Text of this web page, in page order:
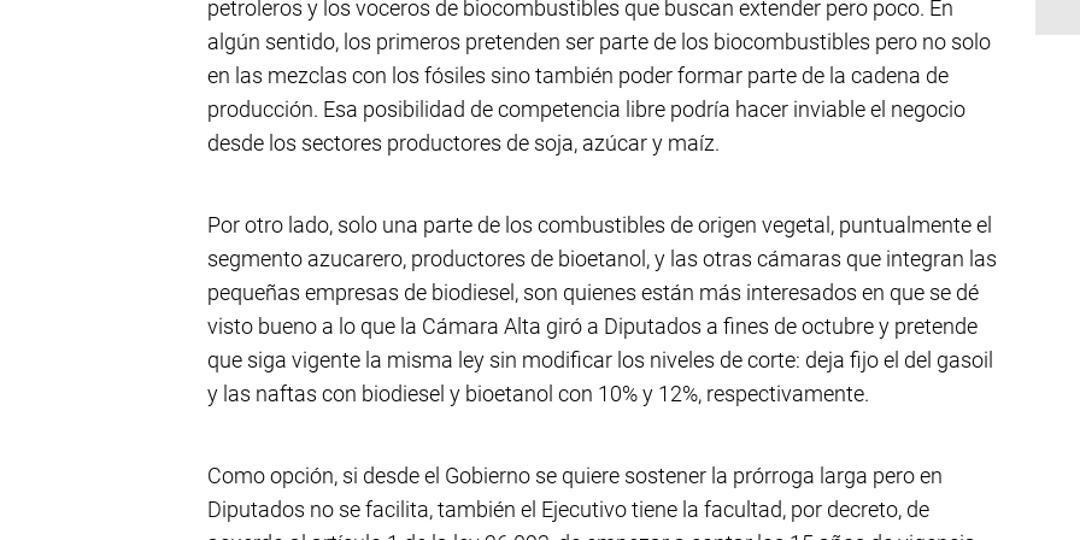
petroleros y los voceros de biocombustibles que buscan extender pero poco. En
algún sentido, los primeros pretenden ser parte de los biocombustibles pero no solo
en las mezclas con los fósiles sino también poder formar parte de la cadena de
producción. Esa posibilidad de competencia libre podría hacer inviable el negocio
desde los sectores productores de soja, azúcar y maíz.
Por otro lado, solo una parte de los combustibles de origen vegetal, puntualmente el
segmento azucarero, productores de bioetanol, y las otras cámaras que integran las
pequeñas empresas de biodiesel, son quienes están más interesados en que se dé
visto bueno a lo que la Cámara Alta giró a Diputados a fines de octubre y pretende
que siga vigente la misma ley sin modificar los niveles de corte: deja fijo el del gasoil
y las naftas con biodiesel y bioetanol con 10% y 12%, respectivamente.
Como opción, si desde el Gobierno se quiere sostener la prórroga larga pero en
Diputados no se facilita, también el Ejecutivo tiene la facultad, por decreto, de